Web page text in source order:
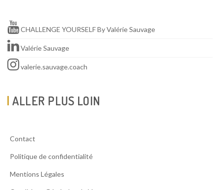
CHALLENGE YOURSELF By Valérie Sauvage
Valérie Sauvage
valerie.sauvage.coach
ALLER PLUS LOIN
Contact
Politique de confidentialité
Mentions Légales